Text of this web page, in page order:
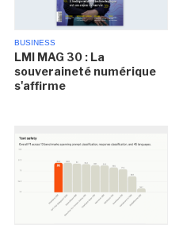
BUSINESS
LMI MAG 30 : La
souveraineté numérique
s'affirme